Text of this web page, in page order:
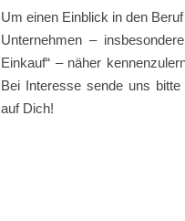
Um einen Einblick in den
Unternehmen –
Einkauf“ – näher
Bei Interesse sende uns
auf Dich!